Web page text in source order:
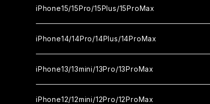
セラミックフィルム
ガラスフィルム
セラミックフィルム
カメラ用フィルム
セラミックフィルム
カメラ用フィルム
iPhone16
ガラスフィルム
セラミックフィルム
iPhone16Pro
ガラスフィルム
セラミックフィルム
iPhone16Plus
ガラスフィルム
iPhone16ProMax
iPhone15/15Pro/15Plus/15ProMax
iPhone15
ガラスフィルム
セラミックフィルム
iPhone15Pro
ガラスフィルム
iPhone15Plus
iPhone14/14Pro/14Plus/14ProMax
iPhone14
ガラスフィルム
iPhone14Pro
iPhone13/13mini/13Pro/13ProMax
iPhone13/13Pro
iPhone12/12mini/12Pro/12ProMax